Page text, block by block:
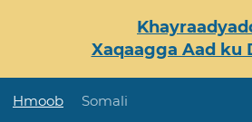
Xaqaagga Aad ku
Hmoob Somali